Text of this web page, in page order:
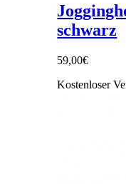
schwarz
59,00€
Kostenloser